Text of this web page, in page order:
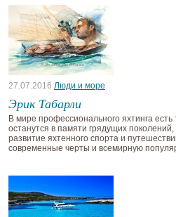
27.07.2016 Люди и море
Эрик Табарли
В мире профессионального яхтинга есть
останутся в памяти грядущих
развитие яхтенного спорта и
современные черты и всемирную